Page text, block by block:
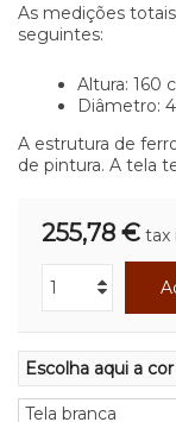
As medições
seguintes:
Altura: 160
Diâmetro:
A estrutura de
de pintura. A tela
255,78 € tax
Escolha aqui a